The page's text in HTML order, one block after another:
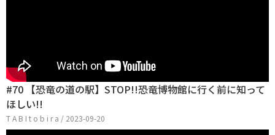
#70 【恐竜の道の駅】STOP!!恐竜博物館に行く前に知って
ほしい!!
T A B I t o b i r a / 2023-09-20